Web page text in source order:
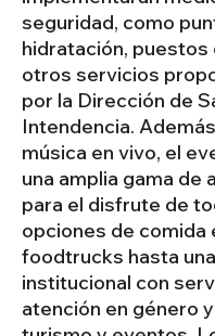
seguridad, como
hidratación, puestos
otros servicios
por la Dirección de
Intendencia.
música en vivo, el
una amplia gama de
para el disfrute de
opciones de comida
foodtrucks hasta
institucional con
atención en género